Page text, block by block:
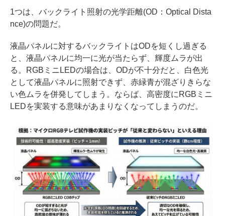
1つは、バックライト照射の光学距離(OD：Optical Dista
nce)の問題だ。
液晶パネルに対するバックライトはODを短くし過ぎる
と、液晶パネルに均一に光が当たらず、輝度ムラが出
る。RGBミニLEDの場合は、ODが不十分だと、白色光
として液晶パネルに照射できず、赤緑青が混ざりきらな
い色ムラを併発してしまう。ならば、高密度にRGBミニ
LEDを実装する意味があまりなくなってしまうのだ。